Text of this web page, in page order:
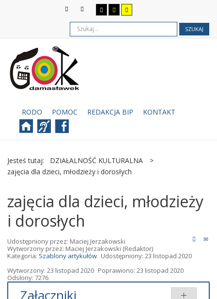
SZUKAJ
RODO POMOC REDAKCJA BIP KONTAKT
Jesteś tutaj: DZIAŁALNOŚĆ KULTURALNA
>
zajęcia dla dzieci, młodzieży i dorosłych
zajęcia dla dzieci, młodzieży
i dorosłych
Udostępniony przez: Maciej Jerzakowski
Wytworzony przez: Maciej Jerzakowski (Redaktor)
Kategoria: Szablony artykułów Udostępniony: 23 listopad 2020
Wytworzony: 23 listopad 2020 Poprawiono: 23 listopad 2020
Odsłony: 7276
Załączniki